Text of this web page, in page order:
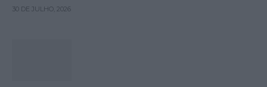
30 DE JULHO, 2026